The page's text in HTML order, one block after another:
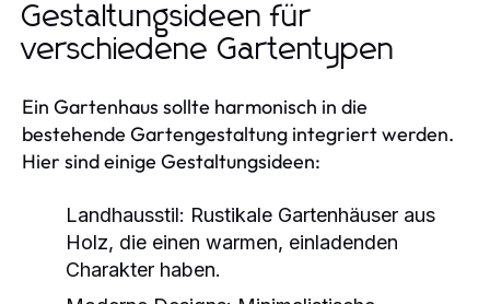
Gestaltungsideen für
verschiedene Gartentypen
Ein Gartenhaus sollte harmonisch in die
bestehende Gartengestaltung integriert werden.
Hier sind einige Gestaltungsideen:
Landhausstil: Rustikale Gartenhäuser aus
Holz, die einen warmen, einladenden
Charakter haben.